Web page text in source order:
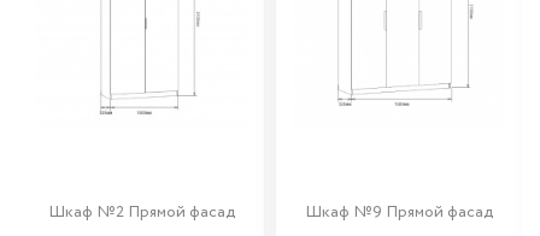
Шкаф №2 Прямой фасад Шкаф №9 Прямой фасад